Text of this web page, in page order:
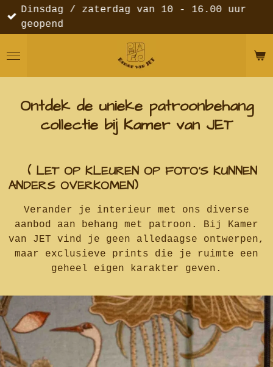
Ga
direct
de
Dinsdag / zaterdag van 10 - 16.00 uur
geopend
Ontdek de unieke patroonbehang
collectie bij Kamer van JET
( LET OP KLEUREN OP FOTO'S KUNNEN
ANDERS OVERKOMEN)
Verander je interieur met ons diverse
aanbod aan behang met patroon. Bij Kamer
van JET vind je geen alledaagse ontwerpen,
maar exclusieve prints die je ruimte een
geheel eigen karakter geven.